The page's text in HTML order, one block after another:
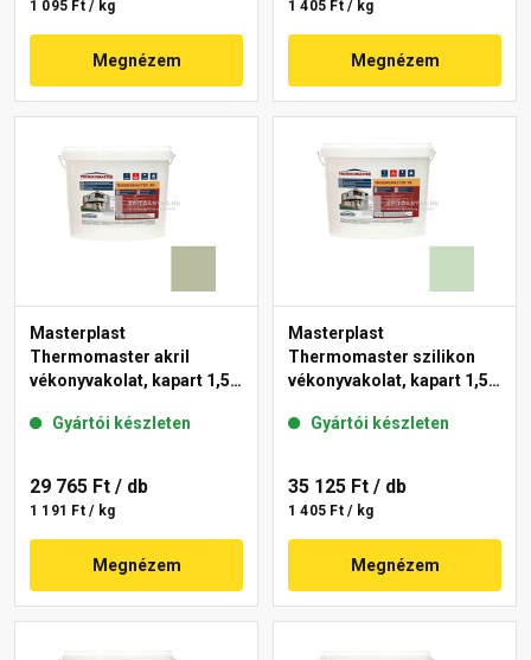
1 095 Ft / kg
Megnézem
1 405 Ft / kg
Megnézem
Masterplast
Thermomaster akril
vékonyvakolat, kapart 1,5
Gyártói készleten
29 765 Ft / db
1 191 Ft / kg
Megnézem
Masterplast
Thermomaster szilikon
vékonyvakolat, kapart 1,5
Gyártói készleten
35 125 Ft / db
1 405 Ft / kg
Megnézem